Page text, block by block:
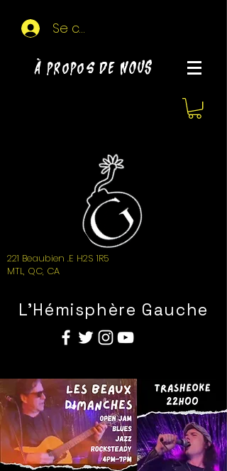
Se connecter
À propos de NOUS
221 Beaubien .E H2S 1R5
MTL, QC, CA
L'Hémisphère Gauche